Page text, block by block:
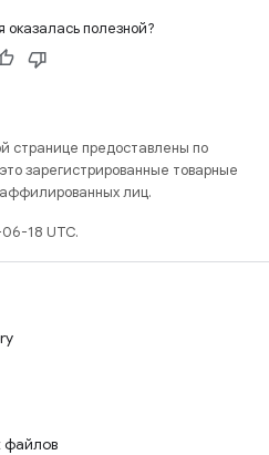
полезной?
странице предоставлены по
зарегистрированные товарные
лиц.
18 UTC.